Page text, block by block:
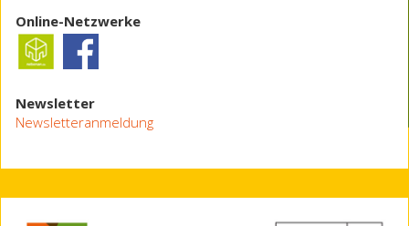
Online-Netzwerke
Newsletter
Newsletteranmeldung